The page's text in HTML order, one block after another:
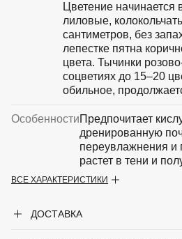
Цветение начинается
лиловые,
сантиметров, без
лепестке пятна
цвета. Тычинки
соцветиях до 15–20
обильное,
ОсобенностиПредпочитает
дренированную
переувлажнения
растет в тени и
Крупногабаритный товар
ВСЕ ХАРАКТЕРИСТИКИ
ДОСТАВКА